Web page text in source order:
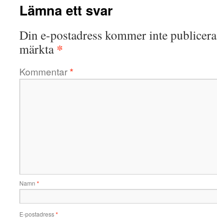
Lämna ett svar
Din e-postadress kommer inte
märkta*
Kommentar*
Namn *
E-postadress*